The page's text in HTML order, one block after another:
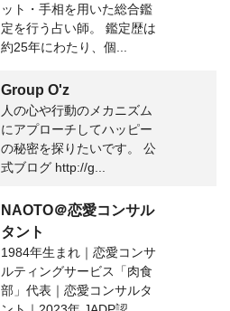
ット・手相を用いた総合鑑
定を行う占い師。 鑑定歴は
約25年にわたり、個...
Group O'z
人の心や行動のメカニズム
にアプローチしてハッピー
の秘密を探りたいです。 公
式ブログ http://g...
NAOTO＠恋愛コンサル
タント
1984年生まれ｜恋愛コンサ
ルティングサービス「肉食
部」代表｜恋愛コンサルタ